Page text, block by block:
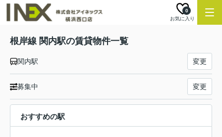
お気に入り
0
根岸線 関内駅の賃貸物件一覧
関内駅 変更
募集中 変更
おすすめの駅